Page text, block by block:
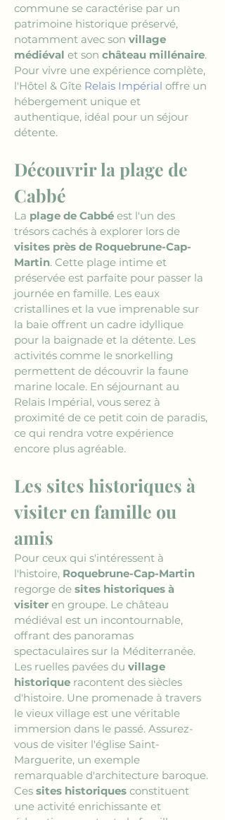
commune se caractérise par un
patrimoine historique préservé,
notamment avec son village
médiéval et son château millénaire.
Pour vivre une expérience complète,
l'Hôtel & Gîte Relais Impérial offre un
hébergement unique et
authentique, idéal pour un séjour
détente.
Découvrir la plage de
Cabbé
La plage de Cabbé est l'un des
trésors cachés à explorer lors de
visites près de Roquebrune-Cap-
Martin. Cette plage intime et
préservée est parfaite pour passer la
journée en famille. Les eaux
cristallines et la vue imprenable sur
la baie offrent un cadre idyllique
pour la baignade et la détente. Les
activités comme le snorkelling
permettent de découvrir la faune
marine locale. En séjournant au
Relais Impérial, vous serez à
proximité de ce petit coin de paradis,
ce qui rendra votre expérience
encore plus agréable.
Les sites historiques à
visiter en famille ou
amis
Pour ceux qui s'intéressent à
l'histoire, Roquebrune-Cap-Martin
regorge de sites historiques à
visiter en groupe. Le château
médiéval est un incontournable,
offrant des panoramas
spectaculaires sur la Méditerranée.
Les ruelles pavées du village
historique racontent des siècles
d'histoire. Une promenade à travers
le vieux village est une véritable
immersion dans le passé. Assurez-
vous de visiter l'église Saint-
Marguerite, un exemple
remarquable d'architecture baroque.
Ces sites historiques constituent
une activité enrichissante et